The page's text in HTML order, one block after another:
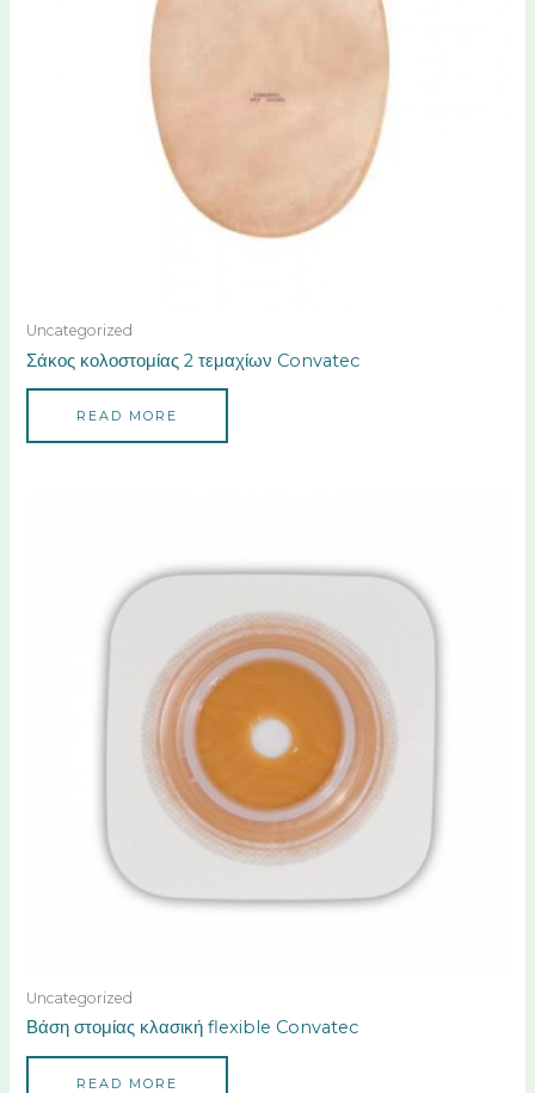
Uncategorized
Σάκος κολοστομίας 2 τεμαχίων Convatec
READ MORE
Uncategorized
Βάση στομίας κλασική flexible Convatec
READ MORE